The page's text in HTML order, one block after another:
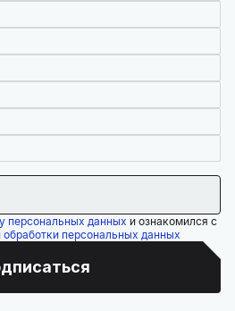
персональных данных и ознакомился с
персональных данных